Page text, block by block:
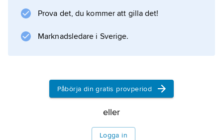
Information om artikeln
Prova det, du kommer att gilla det!
Marknadsledare i Sverige.
Påbörja din gratis provperiod
eller
Logga in